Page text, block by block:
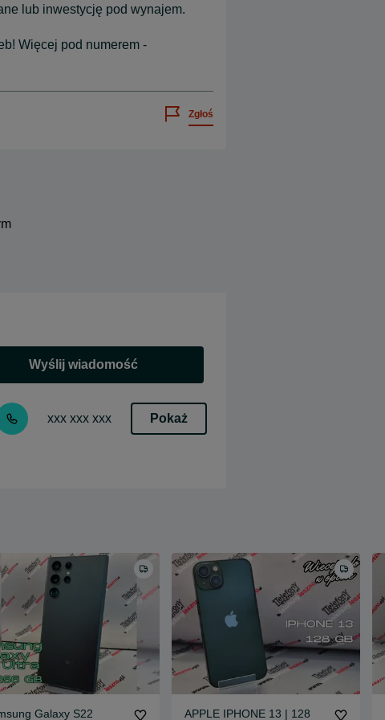
lub inwestycję pod wynajem.
Więcej pod numerem -
Zgłoś
Wyślij wiadomość
xxx xxx xxx Pokaż
Galaxy S22 APPLE IPHONE 13 | 128